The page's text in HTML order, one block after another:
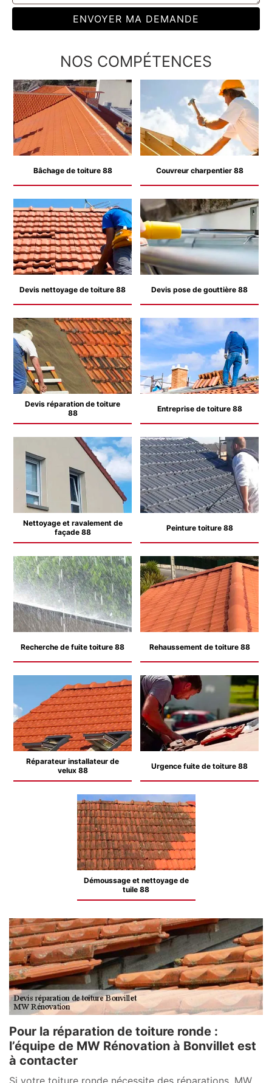
NOS COMPÉTENCES
Bâchage de toiture 88 Couvreur charpentier 88
Devis nettoyage de toiture 88 Devis pose de gouttière 88
Devis réparation de toiture
88
Entreprise de toiture 88
Nettoyage et ravalement de
façade 88
Peinture toiture 88
Recherche de fuite toiture 88 Rehaussement de toiture 88
Réparateur installateur de
velux 88
Urgence fuite de toiture 88
Démoussage et nettoyage de
tuile 88
Pour la réparation de toiture ronde :
l’équipe de MW Rénovation à Bonvillet est
à contacter
Si votre toiture ronde nécessite des réparations, MW